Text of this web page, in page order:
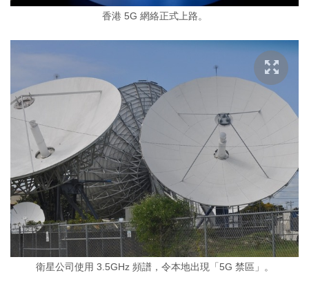
香港 5G 網絡正式上路。
衛星公司使用 3.5GHz 頻譜，令本地出現「5G 禁區」。